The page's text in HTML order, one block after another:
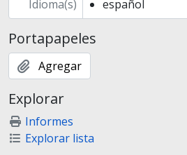
Idioma(s) español
Portapapeles
Agregar
Explorar
Informes
Explorar lista